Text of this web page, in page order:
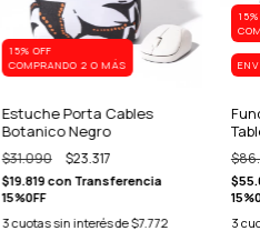
15% OFF
COMPRANDO 2 O MÁS
Estuche Porta Cables
Botanico Negro
$31.090 $23.317
$19.819 con Transferencia
15%0FF
3cuotas sin interés de$7.772
3